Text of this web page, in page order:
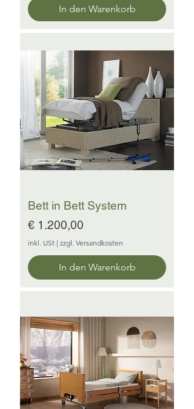
In den Warenkorb
Bett in Bett System
Preis
€ 1.200,00
inkl. USt | zzgl. Versandkosten
In den Warenkorb